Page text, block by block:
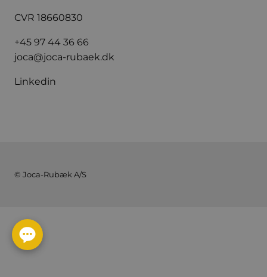
CVR 18660830
+45 97 44 36 66
joca@joca-rubaek.dk
Linkedin
© Joca-Rubæk A/S